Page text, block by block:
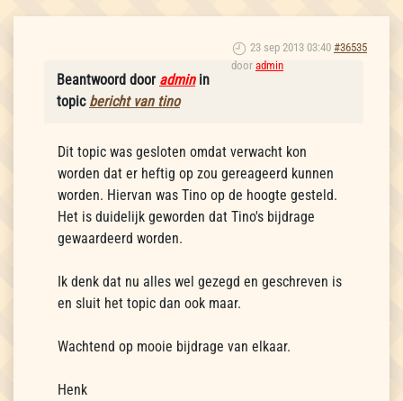
23 sep 2013 03:40 #36535
door admin
Beantwoord door adminin
topic bericht van tino
Dit topic was gesloten omdat verwacht kon
worden dat er heftig op zou gereageerd kunnen
worden. Hiervan was Tino op de hoogte gesteld.
Het is duidelijk geworden dat Tino's bijdrage
gewaardeerd worden.
Ik denk dat nu alles wel gezegd en geschreven is
en sluit het topic dan ook maar.
Wachtend op mooie bijdrage van elkaar.
Henk